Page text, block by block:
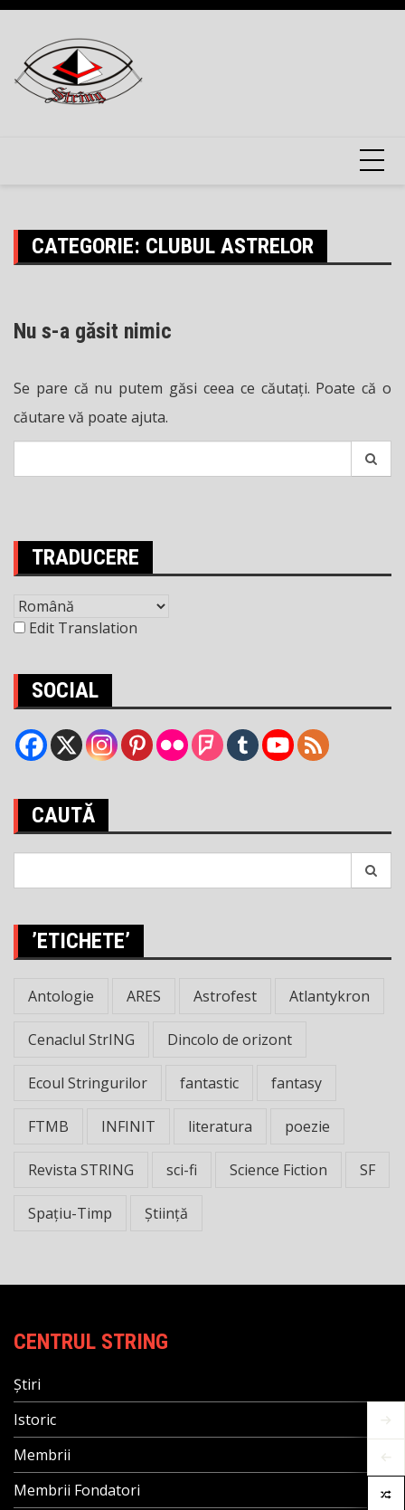
Skip
content
CATEGORIE: CLUBUL ASTRELOR
Nu s-a găsit nimic
Se pare că nu putem găsi ceea ce căutați. Poate că o
căutare vă poate ajuta.
TRADUCERE
Edit Translation
SOCIAL
CAUTĂ
’ETICHETE’
Antologie ARES Astrofest Atlantykron
Cenaclul StrING Dincolo de orizont
Ecoul Stringurilor fantastic fantasy
FTMB INFINIT literatura poezie
Revista STRING sci-fi Science Fiction SF
Spațiu-Timp Știință
CENTRUL STRING
Știri
Istoric
Membrii
Membrii Fondatori